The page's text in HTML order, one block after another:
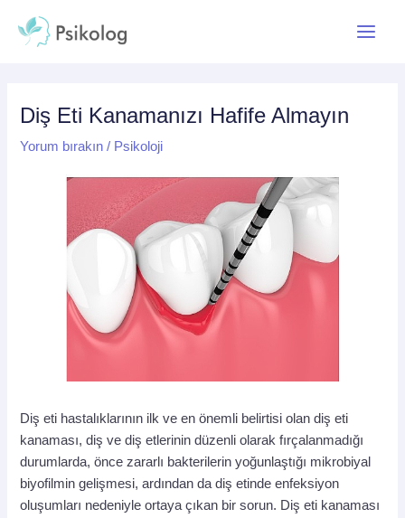
atla
Diş Eti Kanamanızı Hafife Almayın
Yorum bırakın / Psikoloji
Diş eti hastalıklarının ilk ve en önemli belirtisi olan diş eti
kanaması, diş ve diş etlerinin düzenli olarak fırçalanmadığı
durumlarda, önce zararlı bakterilerin yoğunlaştığı mikrobiyal
biyofilmin gelişmesi, ardından da diş etinde enfeksiyon
oluşumları nedeniyle ortaya çıkan bir sorun. Diş eti kanaması
dolaşımı